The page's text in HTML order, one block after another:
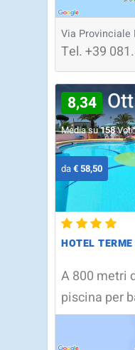
Via Provinciale
Tel.+39
8,34
Media su158Voti:
da€ 58,50
HOTEL
A 800 metri
piscina per